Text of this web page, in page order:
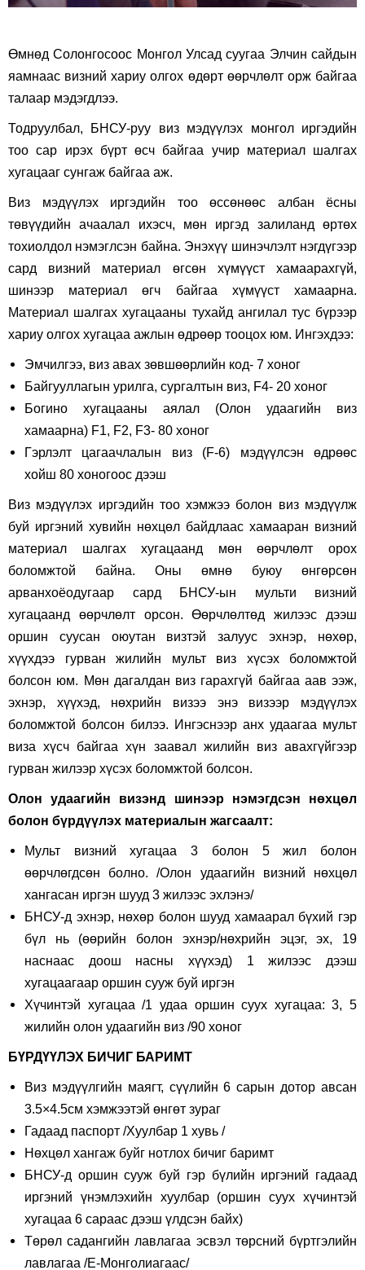
Өмнөд Солонгосоос Монгол Улсад суугаа Элчин сайдын
яамнаас визний хариу олгох өдөрт өөрчлөлт орж байгаа
талаар мэдэгдлээ.
Тодруулбал, БНСУ-руу виз мэдүүлэх монгол иргэдийн
тоо сар ирэх бүрт өсч байгаа учир материал шалгах
хугацааг сунгаж байгаа аж.
Виз мэдүүлэх иргэдийн тоо өссөнөөс албан ёсны
төвүүдийн ачаалал ихэсч, мөн иргэд залиланд өртөх
тохиолдол нэмэглсэн байна. Энэхүү шинэчлэлт нэгдүгээр
сард визний материал өгсөн хүмүүст хамаарахгүй,
шинээр материал өгч байгаа хүмүүст хамаарна.
Материал шалгах хугацааны тухайд ангилал тус бүрээр
хариу олгох хугацаа ажлын өдрөөр тооцох юм. Ингэхдээ:
Эмчилгээ, виз авах зөвшөөрлийн код- 7 хоног
Байгууллагын урилга, сургалтын виз, F4- 20 хоног
Богино хугацааны аялал (Олон удаагийн виз
хамаарна) F1, F2, F3- 80 хоног
Гэрлэлт цагаачлалын виз (F-6) мэдүүлсэн өдрөөс
хойш 80 хоногоос дээш
Виз мэдүүлэх иргэдийн тоо хэмжээ болон виз мэдүүлж
буй иргэний хувийн нөхцөл байдлаас хамааран визний
материал шалгах хугацаанд мөн өөрчлөлт орох
боломжтой байна. Оны өмнө буюу өнгөрсөн
арванхоёодугаар сард БНСУ-ын мульти визний
хугацаанд өөрчлөлт орсон. Өөрчлөлтөд жилээс дээш
оршин суусан оюутан визтэй залуус эхнэр, нөхөр,
хүүхдээ гурван жилийн мульт виз хүсэх боломжтой
болсон юм. Мөн дагалдан виз гарахгүй байгаа аав ээж,
эхнэр, хүүхэд, нөхрийн визээ энэ визээр мэдүүлэх
боломжтой болсон билээ. Ингэснээр анх удаагаа мульт
виза хүсч байгаа хүн заавал жилийн виз авахгүйгээр
гурван жилээр хүсэх боломжтой болсон.
Олон удаагийн визэнд шинээр нэмэгдсэн нөхцөл
болон бүрдүүлэх материалын жагсаалт:
Мульт визний хугацаа 3 болон 5 жил болон
өөрчлөгдсөн болно. /Олон удаагийн визний нөхцөл
хангасан иргэн шууд 3 жилээс эхлэнэ/
БНСУ-д эхнэр, нөхөр болон шууд хамаарал бүхий гэр
бүл нь (өөрийн болон эхнэр/нөхрийн эцэг, эх, 19
наснаас доош насны хүүхэд) 1 жилээс дээш
хугацаагаар оршин сууж буй иргэн
Хүчинтэй хугацаа /1 удаа оршин суух хугацаа: 3, 5
жилийн олон удаагийн виз /90 хоног
БҮРДҮҮЛЭХ БИЧИГ БАРИМТ
Виз мэдүүлгийн маягт, сүүлийн 6 сарын дотор авсан
3.5×4.5см хэмжээтэй өнгөт зураг
Гадаад паспорт /Хуулбар 1 хувь /
Нөхцөл хангаж буйг нотлох бичиг баримт
БНСУ-д оршин сууж буй гэр бүлийн иргэний гадаад
иргэний үнэмлэхийн хуулбар (оршин суух хүчинтэй
хугацаа 6 сараас дээш үлдсэн байх)
Төрөл садангийн лавлагаа эсвэл төрсний бүртгэлийн
лавлагаа /E-Монголиагаас/